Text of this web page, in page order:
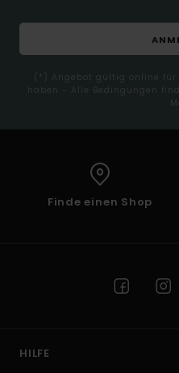
(*) Angebot gültig online
haben - Alle Bedingungen
Finde einen Shop
HILFE